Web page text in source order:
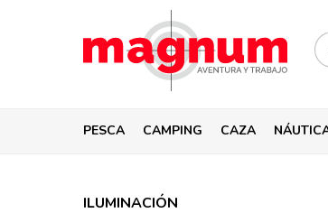
PESCA CAMPING CAZA
ILUMINACIÓN